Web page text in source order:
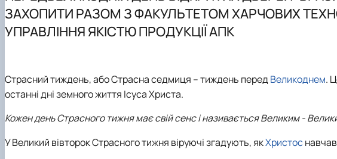
Відповідальний за інформаційне наповнення веб-сторінки кафедри
Вступнику
ОПП «Нутриціологія»
ЗАХОПИТИ РАЗОМ З ФАКУЛЬТЕТОМ ХАРЧОВИХ
УПРАВЛІННЯ ЯКІСТЮ ПРОДУКЦІЇ АПК
Страсний тиждень, або Страсна седмиця – тиждень перед Великоднем.
останні дні земного життя Ісуса Христа.
Кожен день Страсного тижня має свій сенс і називається Великим -
У Великий вівторок Страсного тижня віруючі згадують, якХристос